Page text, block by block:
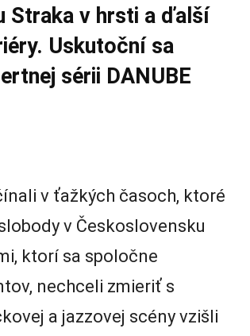
Straka v hrsti a ďalší
Uskutoční sa
sérii DANUBE
v ťažkých časoch, ktoré
v Československu
ktorí sa spoločne
nechceli zmieriť s
a jazzovej scény vzišli